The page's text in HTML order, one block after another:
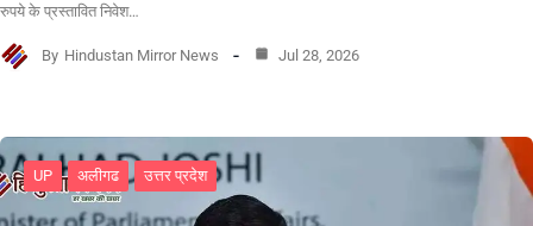
रुपये के प्रस्तावित निवेश…
By Hindustan Mirror News Jul 28, 2026
UP अलीगढ उत्तर प्रदेश